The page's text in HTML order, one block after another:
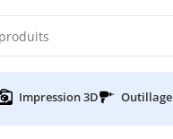
Impression 3D Outillage